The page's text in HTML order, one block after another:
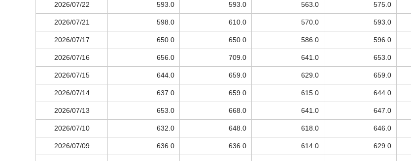
2026/07/22 593.0 593.0 563.0 575.0
2026/07/21 598.0 610.0 570.0 593.0
2026/07/17 650.0 650.0 586.0 596.0
2026/07/16 656.0 709.0 641.0 653.0
2026/07/15 644.0 659.0 629.0 659.0
2026/07/14 637.0 659.0 615.0 644.0
2026/07/13 653.0 668.0 641.0 647.0
2026/07/10 632.0 648.0 618.0 646.0
2026/07/09 636.0 636.0 614.0 629.0